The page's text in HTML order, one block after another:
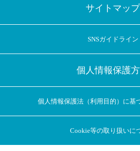
サイトマップ
SNSガイドライン
個人情報保護
個人情報保護法（利用目的）に基
Cookie等の取り扱いに